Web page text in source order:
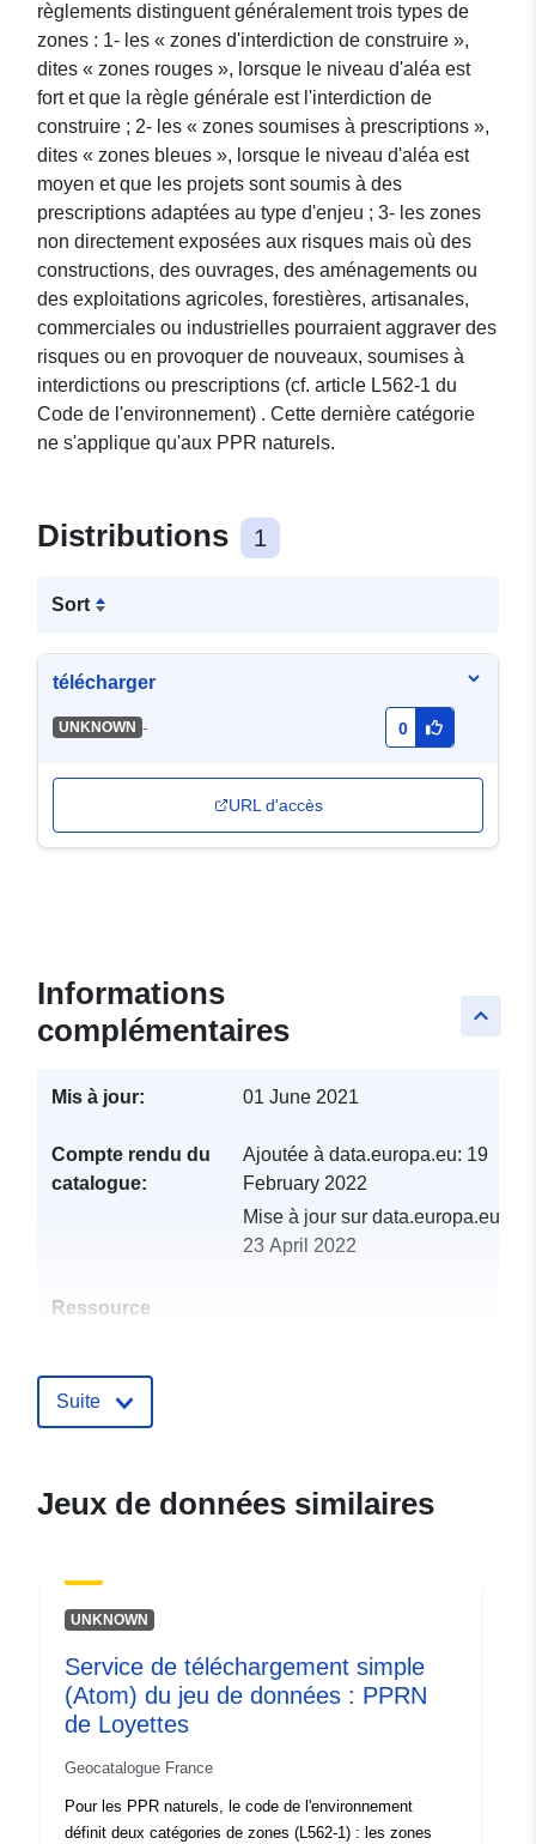
règlements distinguent généralement trois types de
zones : 1- les « zones d'interdiction de construire »,
dites « zones rouges », lorsque le niveau d'aléa est
fort et que la règle générale est l'interdiction de
construire ; 2- les « zones soumises à prescriptions »,
dites « zones bleues », lorsque le niveau d'aléa est
moyen et que les projets sont soumis à des
prescriptions adaptées au type d'enjeu ; 3- les zones
non directement exposées aux risques mais où des
constructions, des ouvrages, des aménagements ou
des exploitations agricoles, forestières, artisanales,
commerciales ou industrielles pourraient aggraver des
risques ou en provoquer de nouveaux, soumises à
interdictions ou prescriptions (cf. article L562-1 du
Code de l'environnement) . Cette dernière catégorie
ne s'applique qu'aux PPR naturels.
Distributions 1
Sort
télécharger
UNKNOWN - 0
URL d'accès
keyboard_arrow_up
Informations
complémentaires
Mis à jour: 01 June 2021
Compte rendu du
catalogue:
Ajoutée à data.europa.eu: 19
February 2022
Mise à jour sur data.europa.eu:
23 April 2022
Ressource
Identificateurs:
4a7542534c88
Type:
Ressource:
http://inspire.ec.europa.eu/
Suite
Jeux de données similaires
UNKNOWN
Service de téléchargement simple
(Atom) du jeu de données : PPRN
de Loyettes
Geocatalogue France
Pour les PPR naturels, le code de l'environnement
définit deux catégories de zones (L562-1) : les zones